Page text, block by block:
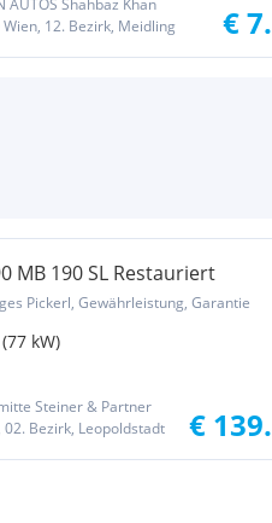
AUTOS Shahbaz Khan
Wien, 12. Bezirk, Meidling
€
MB 190 SL Restauriert
Pickerl, Gewährleistung, Garantie
(77 kW)
Steiner & Partner
02. Bezirk, Leopoldstadt
€